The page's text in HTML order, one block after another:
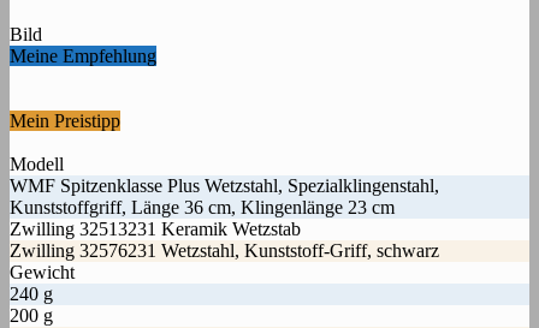
Bild
Meine Empfehlung
Mein Preistipp
Modell
WMF Spitzenklasse Plus Wetzstahl, Spezialklingenstahl,
Kunststoffgriff, Länge 36 cm, Klingenlänge 23 cm
Zwilling 32513231 Keramik Wetzstab
Zwilling 32576231 Wetzstahl, Kunststoff-Griff, schwarz
Gewicht
240 g
200 g